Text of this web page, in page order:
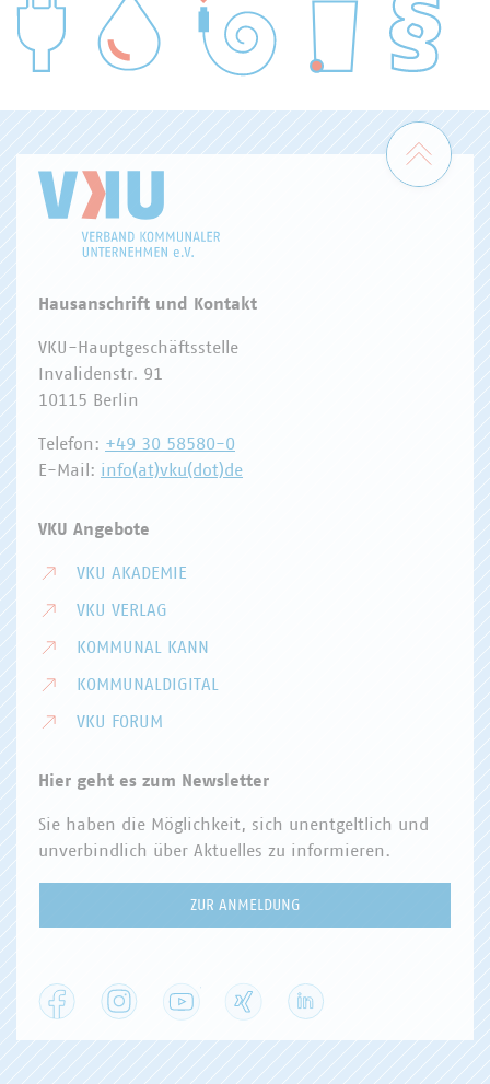
WASSER/ABWASSER
Zum
Hausanschrift und Kontakt
VKU-Hauptgeschäftsstelle
Invalidenstr. 91
10115 Berlin
Telefon: +49 30 58580-0
E-Mail: info(at)vku(dot)de
VKU Angebote
VKU AKADEMIE
VKU VERLAG
KOMMUNAL KANN
KOMMUNALDIGITAL
VKU FORUM
Hier geht es zum Newsletter
Sie haben die Möglichkeit, sich unentgeltlich und
unverbindlich über Aktuelles zu informieren.
ZUR ANMELDUNG
Facebook Instagram YouTube